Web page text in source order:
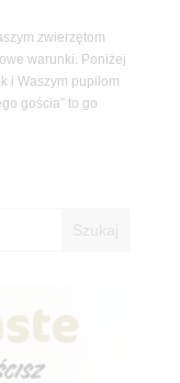
zwierzętom
warunki. Poniżej
i Waszym pupilom
gościa” to go